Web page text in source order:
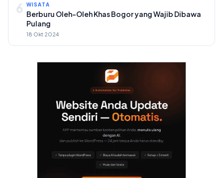
6 WISATA
Berburu Oleh-Oleh Khas Bogor yang Wajib Dibawa
Pulang
18 Okt 2024